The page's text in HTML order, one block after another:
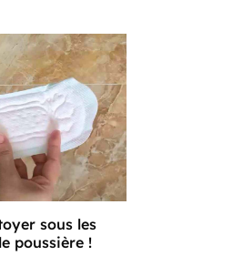
sous les
poussière !